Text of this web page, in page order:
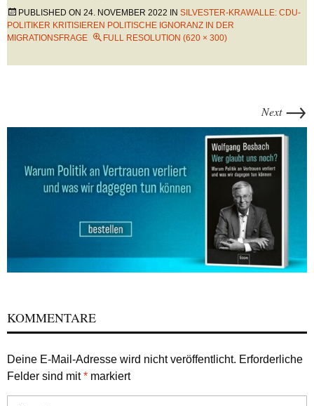
PUBLISHED ON 24. NOVEMBER 2022 IN SILVESTER-KRAWALLE: CDU-
POLITIKER KRITISIEREN POLITISCHE IGNORANZ IN DER
MIGRATIONSFRAGE
FULL RESOLUTION (620 × 300)
Next →
KOMMENTARE
Deine E-Mail-Adresse wird nicht veröffentlicht. Erforderliche
Felder sind mit* markiert